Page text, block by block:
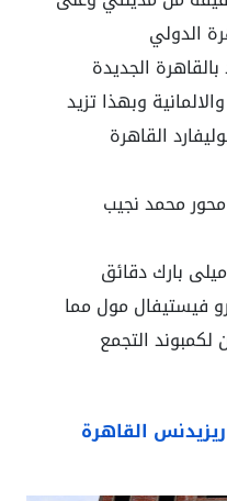
الجديدة
وبهذا تزيد
القاهرة
محمد نجيب
بارك دقائق
فيستيفال مول مما
لكمبوند التجمع
القاهرة